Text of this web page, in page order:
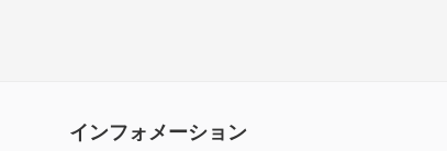
インフォメーション